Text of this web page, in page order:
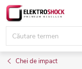
Treci
conținut
Chei de impact